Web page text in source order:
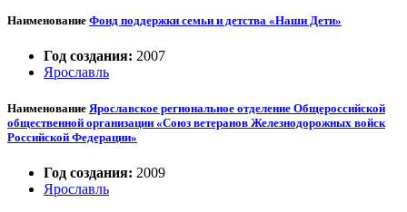
Наименование Фонд поддержки семьи и детства «Наши Дети»
Год создания: 2007
Ярославль
Наименование Ярославское региональное отделение Общероссийской
общественной организации «Союз ветеранов Железнодорожных войск
Российской Федерации»
Год создания: 2009
Ярославль